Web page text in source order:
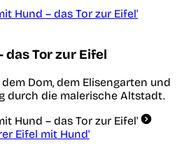
Hund – das Tor zur Eifel'
das Tor zur Eifel
Dom, dem Elisengarten und
durch die malerische Altstadt.
Hund – das Tor zur Eifel'
Eifel mit Hund'